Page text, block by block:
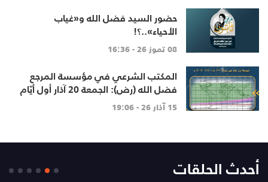
حضور السيد فضل الله و«غياب
الأحياء»..؟!
08 تموز 26 - 16:36
المكتب الشرعي في مؤسسة المرجع
فضل الله (رض): الجمعة 20 آذار أول أيّام
شهر شوال
15 آذار 26 - 19:06
أحدث الحلقات